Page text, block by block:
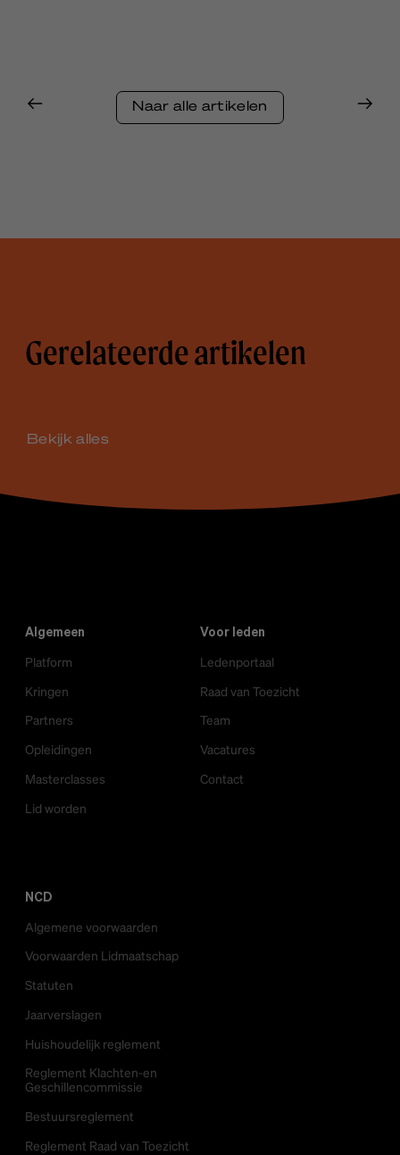
Naar alle artikelen
Gerelateerde artikelen
Bekijk alles
Algemeen
Platform
Kringen
Partners
Opleidingen
Masterclasses
Lid worden
Voor leden
Ledenportaal
Raad van Toezicht
Team
Vacatures
Contact
NCD
Algemene voorwaarden
Voorwaarden Lidmaatschap
Statuten
Jaarverslagen
Huishoudelijk reglement
Reglement Klachten-en
Geschillencommissie
Bestuursreglement
Reglement Raad van Toezicht